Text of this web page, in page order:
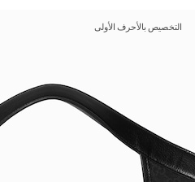
التخصيص بالأحرف الأولى